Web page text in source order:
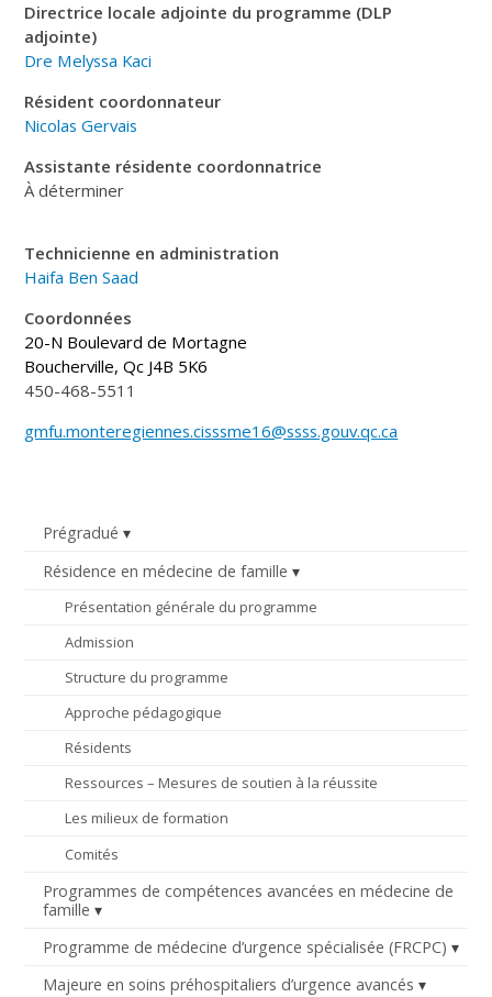
Prégradué
Résidence en médecine de famille
Présentation générale du programme
Admission
Structure du programme
Approche pédagogique
Résidents
Ressources – Mesures de soutien à la réussite
Les milieux de formation
Comités
Programmes de compétences avancées en médecine de
famille
Programme de médecine d’urgence spécialisée (FRCPC)
Majeure en soins préhospitaliers d’urgence avancés
Directrice locale adjointe du programme (DLP
adjointe)
Dre Melyssa Kaci
Résident coordonnateur
Nicolas Gervais
Assistante résidente coordonnatrice
À déterminer
Technicienne en administration
Haifa Ben Saad
Coordonnées
20-N Boulevard de Mortagne
Boucherville, Qc J4B 5K6
450-468-5511
gmfu.monteregiennes.cisssme16@ssss.gouv.qc.ca